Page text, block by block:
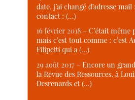
date, j’ai changé d’adresse mail :
contact : (…)
16 février 2018 –C’était même
mais c’est tout comme : c’est
Filipetti qui a (…)
29 août 2017 –Encore un
la Revue des Ressources, à
Desrenards et (…)